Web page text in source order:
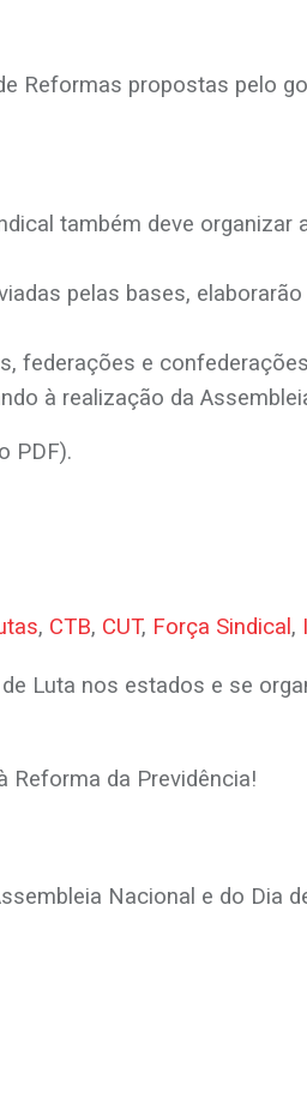
Reformas propostas pelo
também deve
pelas bases,
federações e
à realização da
PDF).
, CTB, CUT, Força Sindical,
Luta nos estados e se
da Previdência!
Nacional e do Dia